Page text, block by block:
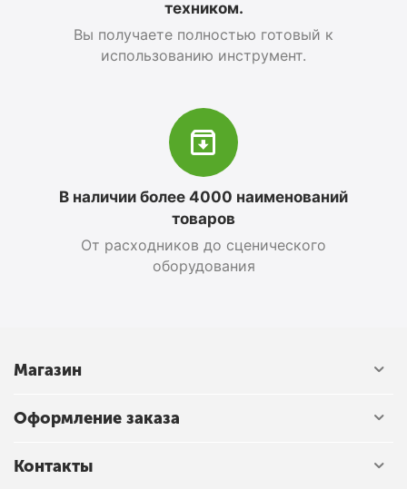
техником.
Вы получаете полностью готовый к
использованию инструмент.
В наличии более 4000 наименований
товаров
От расходников до сценического
оборудования
Магазин
Оформление заказа
Контакты